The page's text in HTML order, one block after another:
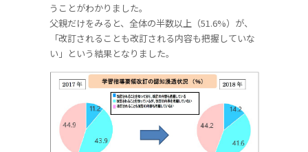
うことがわかりました。
父親だけをみると、全体の半数以上（51.6%）が、
「改訂されることも改訂される内容も把握していな
い」という結果となりました。